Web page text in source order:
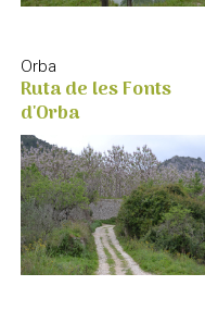
Orba
Ruta de les Fonts
d'Orba